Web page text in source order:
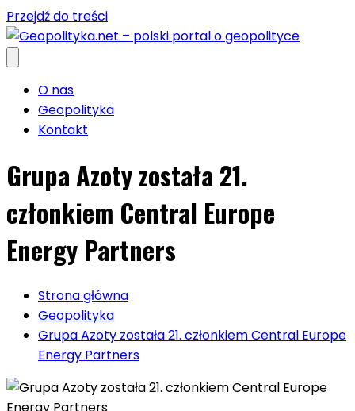
Przejdź do treści
O nas
Geopolityka
Kontakt
Grupa Azoty została 21.
członkiem Central Europe
Energy Partners
Strona główna
Geopolityka
Grupa Azoty została 21. członkiem Central Europe
Energy Partners